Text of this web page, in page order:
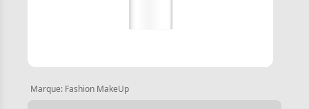
Marque: Fashion MakeUp